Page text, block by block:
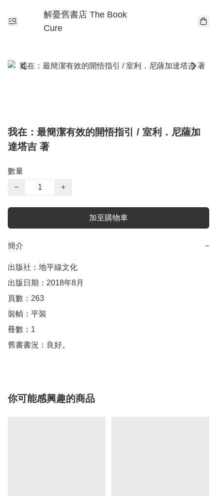
解憂舊書店 The Book
Cure
我在：最簡潔有效的開悟指引 / 室利．尼薩加
達塔吉 著
數量
−
+
加至購物車
簡介 −
出版社：地平線文化
出版日期：2018年8月
頁數：263
裝幀：平裝
冊數：1
舊書書況：良好。
你可能感興趣的商品